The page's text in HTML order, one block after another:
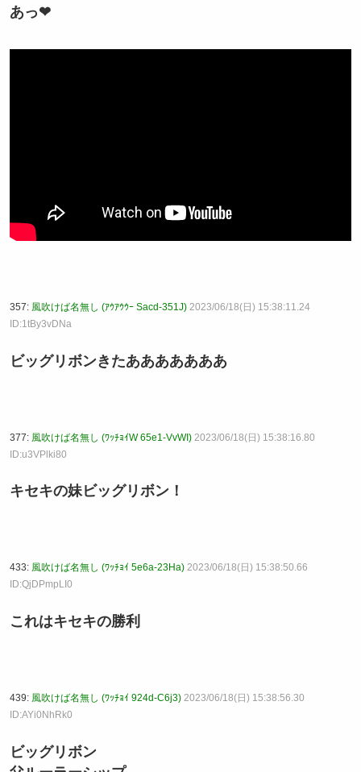
あっ❤
357: 風吹けば名無し (ｱｳｱｳｳｰ Sacd-351J) 2023/06/18(日) 15:38:11.24
ID:1tBy3vDNa
ビッグリボンきたあああああああ
377: 風吹けば名無し (ﾜｯﾁｮｲW 65e1-VvWI) 2023/06/18(日) 15:38:16.80
ID:u3VPlki80
キセキの妹ビッグリボン！
433: 風吹けば名無し (ﾜｯﾁｮｲ 5e6a-23Ha) 2023/06/18(日) 15:38:50.66
ID:QjDPmpLI0
これはキセキの勝利
439: 風吹けば名無し (ﾜｯﾁｮｲ 924d-C6j3) 2023/06/18(日) 15:38:56.30
ID:AYi0NhRk0
ビッグリボン